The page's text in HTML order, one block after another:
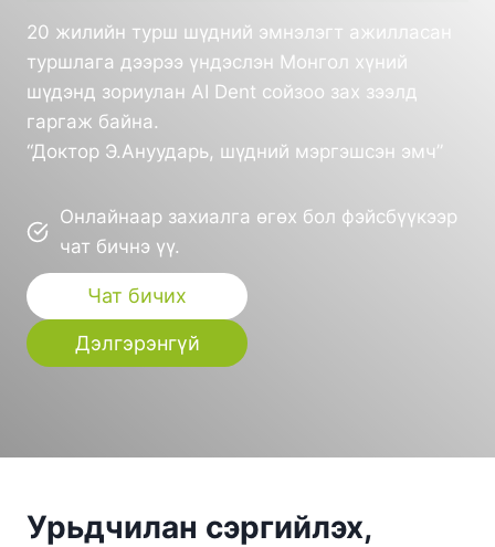
20 жилийн турш шүдний эмнэлэгт ажилласан
туршлага дээрээ үндэслэн Монгол хүний
шүдэнд зориулан AI Dent сойзоо зах зээлд
гаргаж байна.
“Доктор Э.Ануударь, шүдний мэргэшсэн эмч”
Онлайнаар захиалга өгөх бол фэйсбүүкээр
чат бичнэ үү.
Чат бичих
Дэлгэрэнгүй
Урьдчилан сэргийлэх,